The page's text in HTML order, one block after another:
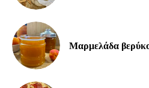
Μαρμελάδα